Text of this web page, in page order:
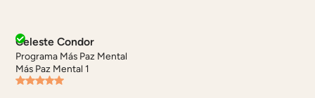
Celeste Condor
Programa Más Paz Mental
Más Paz Mental 1